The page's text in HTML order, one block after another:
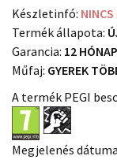
Készletinfó:
Termék állapota:
Garancia: 12 HÓNAP
Műfaj: GYEREK
A termék PEGI
Megjelenés